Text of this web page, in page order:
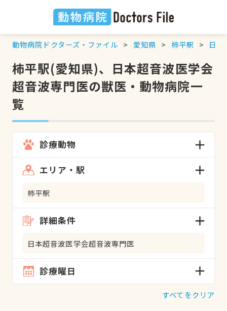
動物病院ドクターズ・ファイル 愛知県 柿平駅 日本
柿平駅(愛知県)、日本超音波医学会
超音波専門医の獣医・動物病院一
覧
診療動物
エリア・駅
柿平駅
詳細条件
日本超音波医学会超音波専門医
診療曜日
すべてをクリア